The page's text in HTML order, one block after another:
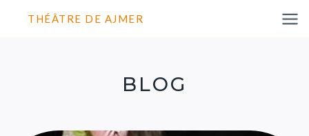
THÉÂTRE DE AJMER
BLOG